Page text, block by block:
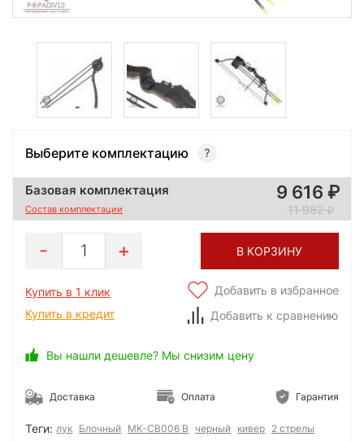
Выберите комплектацию
Базовая комплектация
Состав комплектации
9 616
11 982
1 В КОРЗИНУ
Купить в 1 клик
Купить в кредит
Добавить в избранное
Добавить к сравнению
Вы нашли дешевле? Мы снизим цену
Доставка Оплата Гарантия
Теги: лук Блочный MK-CB006 B черный кивер 2 стрелы